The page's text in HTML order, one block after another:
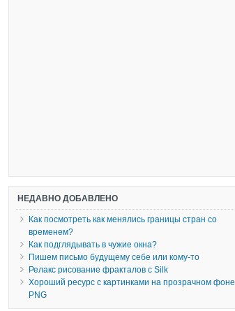
НЕДАВНО ДОБАВЛЕНО
Как посмотреть как менялись границы стран со
временем?
Как подглядывать в чужие окна?
Пишем письмо будущему себе или кому-то
Релакс рисование фракталов с Silk
Хороший ресурс с картинками на прозрачном фоне
PNG